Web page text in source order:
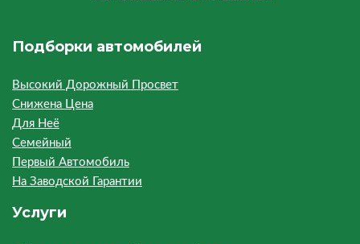
Подборки автомобилей
Высокий Дорожный Просвет
Снижена Цена
Для Неё
Семейный
Первый Автомобиль
На Заводской Гарантии
Услуги